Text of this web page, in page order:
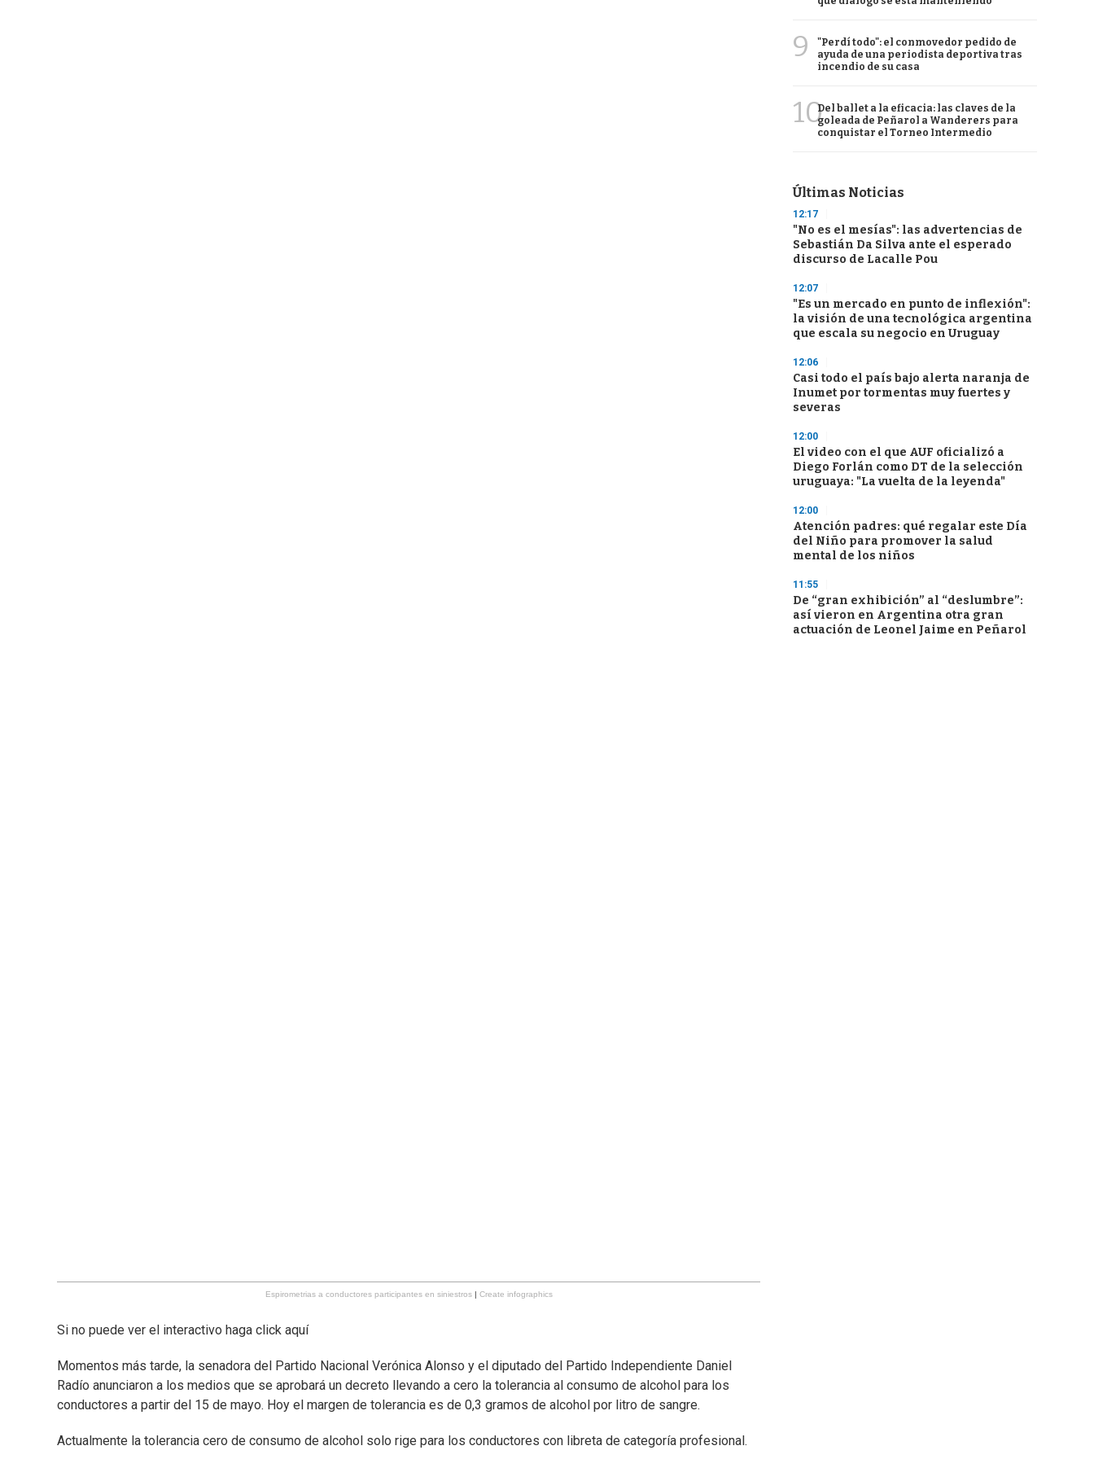
Espirometrias a conductores participantes en siniestros| Create infographics
Si no puede ver el interactivo haga click aquí
Momentos más tarde, la senadora del Partido Nacional Verónica Alonso y el diputado del Partido Independiente Daniel
Radío anunciaron a los medios que se aprobará un decreto llevando a cero la tolerancia al consumo de alcohol para los
conductores a partir del 15 de mayo. Hoy el margen de tolerancia es de 0,3 gramos de alcohol por litro de sangre.
Actualmente la tolerancia cero de consumo de alcohol solo rige para los conductores con libreta de categoría profesional.
9
"Perdí todo": el conmovedor pedido de
ayuda de una periodista deportiva tras
incendio de su casa
10Del ballet a la eficacia: las claves de la
goleada de Peñarol a Wanderers para
conquistar el Torneo Intermedio
Últimas Noticias
12:17
"No es el mesías": las advertencias de
Sebastián Da Silva ante el esperado
discurso de Lacalle Pou
12:07
"Es un mercado en punto de inflexión":
la visión de una tecnológica argentina
que escala su negocio en Uruguay
12:06
Casi todo el país bajo alerta naranja de
Inumet por tormentas muy fuertes y
severas
12:00
El video con el que AUF oficializó a
Diego Forlán como DT de la selección
uruguaya: "La vuelta de la leyenda"
12:00
Atención padres: qué regalar este Día
del Niño para promover la salud
mental de los niños
11:55
De “gran exhibición” al “deslumbre”:
así vieron en Argentina otra gran
actuación de Leonel Jaime en Peñarol